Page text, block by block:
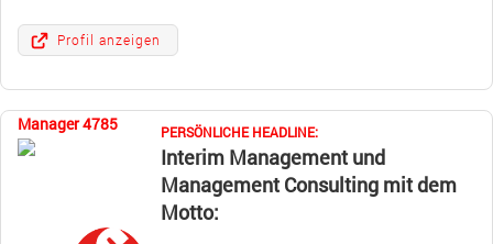
Profil anzeigen
Manager 4785 PERSÖNLICHE HEADLINE:
Interim Management und
Management Consulting mit dem
Motto: